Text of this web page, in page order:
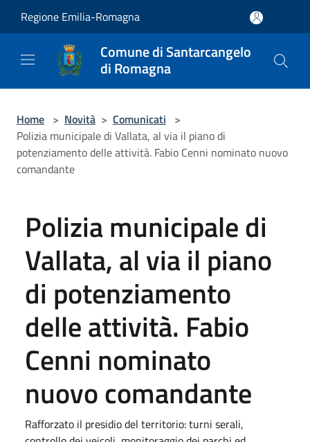
Regione Emilia-Romagna
Comune di Santarcangelo
di Romagna
Home > Novità > Comunicati >
Polizia municipale di Vallata, al via il piano di
potenziamento delle attività. Fabio Cenni nominato nuovo
comandante
Polizia municipale di
Vallata, al via il piano
di potenziamento
delle attività. Fabio
Cenni nominato
nuovo comandante
Rafforzato il presidio del territorio: turni serali,